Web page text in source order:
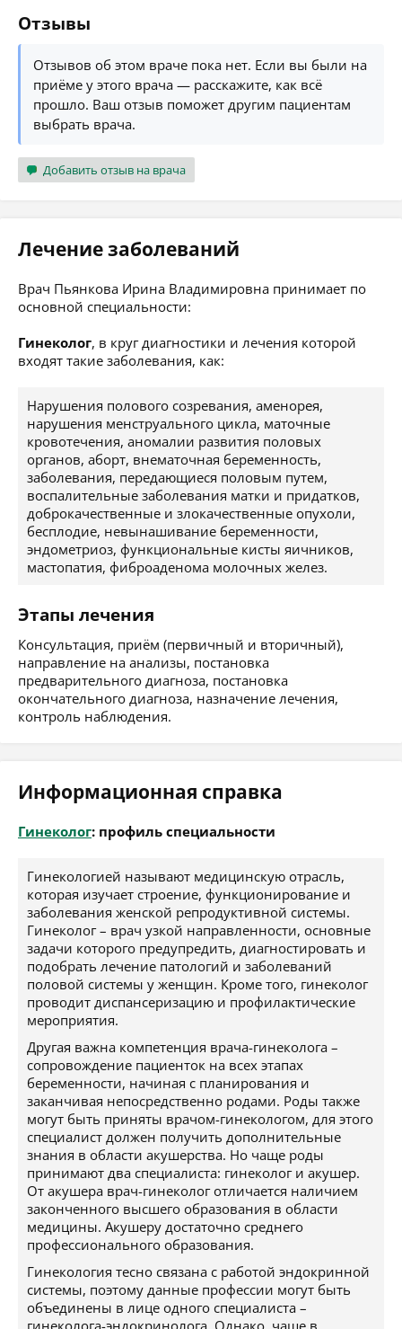
Отзывы
Отзывов об этом враче пока нет. Если вы были на
приёме у этого врача — расскажите, как всё
прошло. Ваш отзыв поможет другим пациентам
выбрать врача.
Добавить отзыв на врача
Лечение заболеваний
Врач Пьянкова Ирина Владимировна принимает по
основной специальности:
Гинеколог, в круг диагностики и лечения которой
входят такие заболевания, как:
Нарушения полового созревания, аменорея,
нарушения менструального цикла, маточные
кровотечения, аномалии развития половых
органов, аборт, внематочная беременность,
заболевания, передающиеся половым путем,
воспалительные заболевания матки и придатков,
доброкачественные и злокачественные опухоли,
бесплодие, невынашивание беременности,
эндометриоз, функциональные кисты яичников,
мастопатия, фиброаденома молочных желез.
Этапы лечения
Консультация, приём (первичный и вторичный),
направление на анализы, постановка
предварительного диагноза, постановка
окончательного диагноза, назначение лечения,
контроль наблюдения.
Информационная справка
Гинеколог: профиль специальности
Гинекологией называют медицинскую отрасль,
которая изучает строение, функционирование и
заболевания женской репродуктивной системы.
Гинеколог – врач узкой направленности, основные
задачи которого предупредить, диагностировать и
подобрать лечение патологий и заболеваний
половой системы у женщин. Кроме того, гинеколог
проводит диспансеризацию и профилактические
мероприятия.
Другая важна компетенция врача-гинеколога –
сопровождение пациенток на всех этапах
беременности, начиная с планирования и
заканчивая непосредственно родами. Роды также
могут быть приняты врачом-гинекологом, для этого
специалист должен получить дополнительные
знания в области акушерства. Но чаще роды
принимают два специалиста: гинеколог и акушер.
От акушера врач-гинеколог отличается наличием
законченного высшего образования в области
медицины. Акушеру достаточно среднего
профессионального образования.
Гинекология тесно связана с работой эндокринной
системы, поэтому данные профессии могут быть
объединены в лице одного специалиста –
гинеколога-эндокринолога. Однако, чаще в